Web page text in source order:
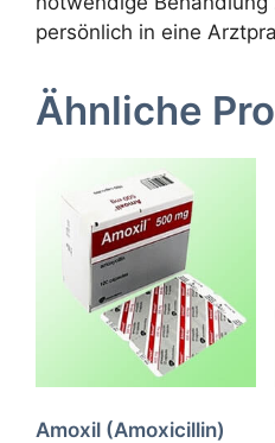
persönlich in eine
Ähnliche
Amoxil (Amoxicillin)